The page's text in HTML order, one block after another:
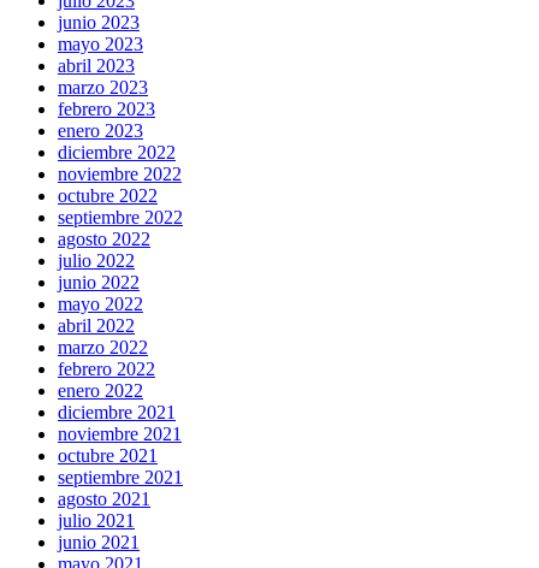
junio 2023
mayo 2023
abril 2023
marzo 2023
febrero 2023
enero 2023
diciembre 2022
noviembre 2022
octubre 2022
septiembre 2022
agosto 2022
julio 2022
junio 2022
mayo 2022
abril 2022
marzo 2022
febrero 2022
enero 2022
diciembre 2021
noviembre 2021
octubre 2021
septiembre 2021
agosto 2021
julio 2021
junio 2021
mayo 2021